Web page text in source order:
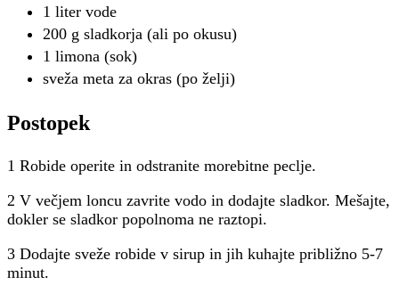
1 liter vode
200 g sladkorja (ali po okusu)
1 limona (sok)
sveža meta za okras (po želji)
Postopek
1 Robide operite in odstranite morebitne peclje.
2 V večjem loncu zavrite vodo in dodajte sladkor. Mešajte,
dokler se sladkor popolnoma ne raztopi.
3 Dodajte sveže robide v sirup in jih kuhajte približno 5-7
minut.